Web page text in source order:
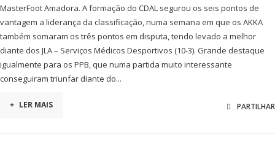
MasterFoot Amadora. A formação do CDAL segurou os seis pontos de
vantagem a liderança da classificação, numa semana em que os AKKA
também somaram os três pontos em disputa, tendo levado a melhor
diante dos JLA – Serviços Médicos Desportivos (10-3). Grande destaque
igualmente para os PPB, que numa partida muito interessante
conseguiram triunfar diante do...
+ LER MAIS PARTILHAR